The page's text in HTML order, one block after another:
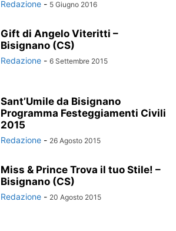
Redazione - 5 Giugno 2016
Gift di Angelo Viteritti –
Bisignano (CS)
Redazione - 6 Settembre 2015
Sant’Umile da Bisignano
Programma Festeggiamenti Civili
2015
Redazione - 26 Agosto 2015
Miss & Prince Trova il tuo Stile! –
Bisignano (CS)
Redazione - 20 Agosto 2015